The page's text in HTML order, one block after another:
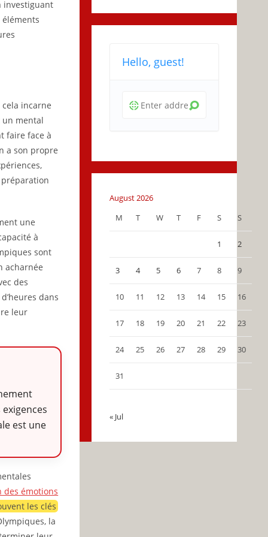
investiguant
incarne
un mental
faire face à
a son propre
une
à
sont
acharnée
des
dans
leur
est une
des émotions
les clés
la
Hello, guest!
August 2026
M
T W T F S S
1 2
3 4 5 6 7 8 9
10 11 12 13 14 15 16
17 18 19 20 21 22 23
24 25 26 27 28 29 30
31
« Jul